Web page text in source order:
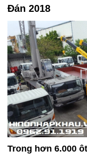
Đán 2018
Trong hơn 6.000